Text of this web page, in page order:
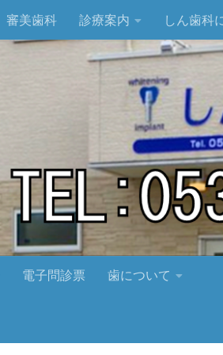
審美歯科 診療案内 しん歯科
電子問診票 歯について